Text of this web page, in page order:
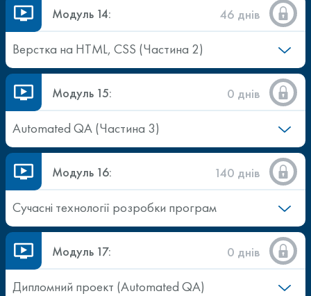
Модуль 14:
46 днів
Верстка на HTML, CSS (Частина 2)
Модуль 15:
0 днів
Automated QA (Частина 3)
Модуль 16:
140 днів
Сучасні технології розробки програм
Модуль 17:
0 днів
Дипломний проект (Automated QA)